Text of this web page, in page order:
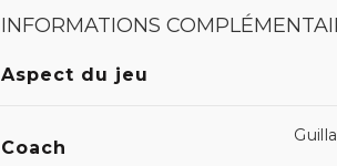
INFORMATIONS
Aspect du jeu
Coach